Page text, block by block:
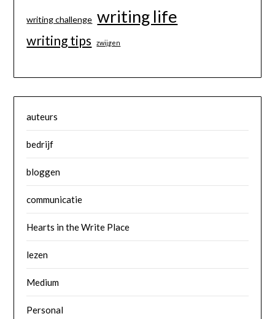
writing challenge writing life
writing tips zwijgen
auteurs
bedrijf
bloggen
communicatie
Hearts in the Write Place
lezen
Medium
Personal